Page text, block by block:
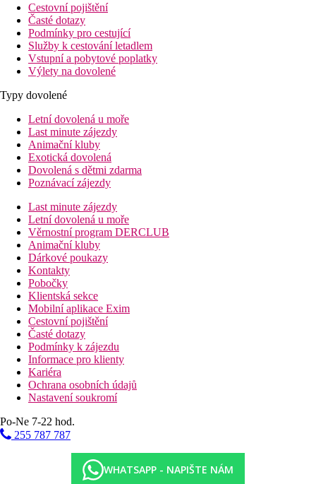
Cestovní pojištění
Časté dotazy
Podmínky pro cestující
Služby k cestování letadlem
Vstupní a pobytové poplatky
Výlety na dovolené
Typy dovolené
Letní dovolená u moře
Last minute zájezdy
Animační kluby
Exotická dovolená
Dovolená s dětmi zdarma
Poznávací zájezdy
Last minute zájezdy
Letní dovolená u moře
Věrnostní program DERCLUB
Animační kluby
Dárkové poukazy
Kontakty
Pobočky
Klientská sekce
Mobilní aplikace Exim
Cestovní pojištění
Časté dotazy
Podmínky k zájezdu
Informace pro klienty
Kariéra
Ochrana osobních údajů
Nastavení soukromí
Po-Ne 7-22 hod.
255 787 787
WHATSAPP - NAPIŠTE NÁM